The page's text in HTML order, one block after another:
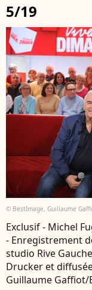
5/19
© BestImage, Guillaume
Exclusif - Michel
- Enregistrement
studio Rive
Drucker et
Guillaume Gaffiot/